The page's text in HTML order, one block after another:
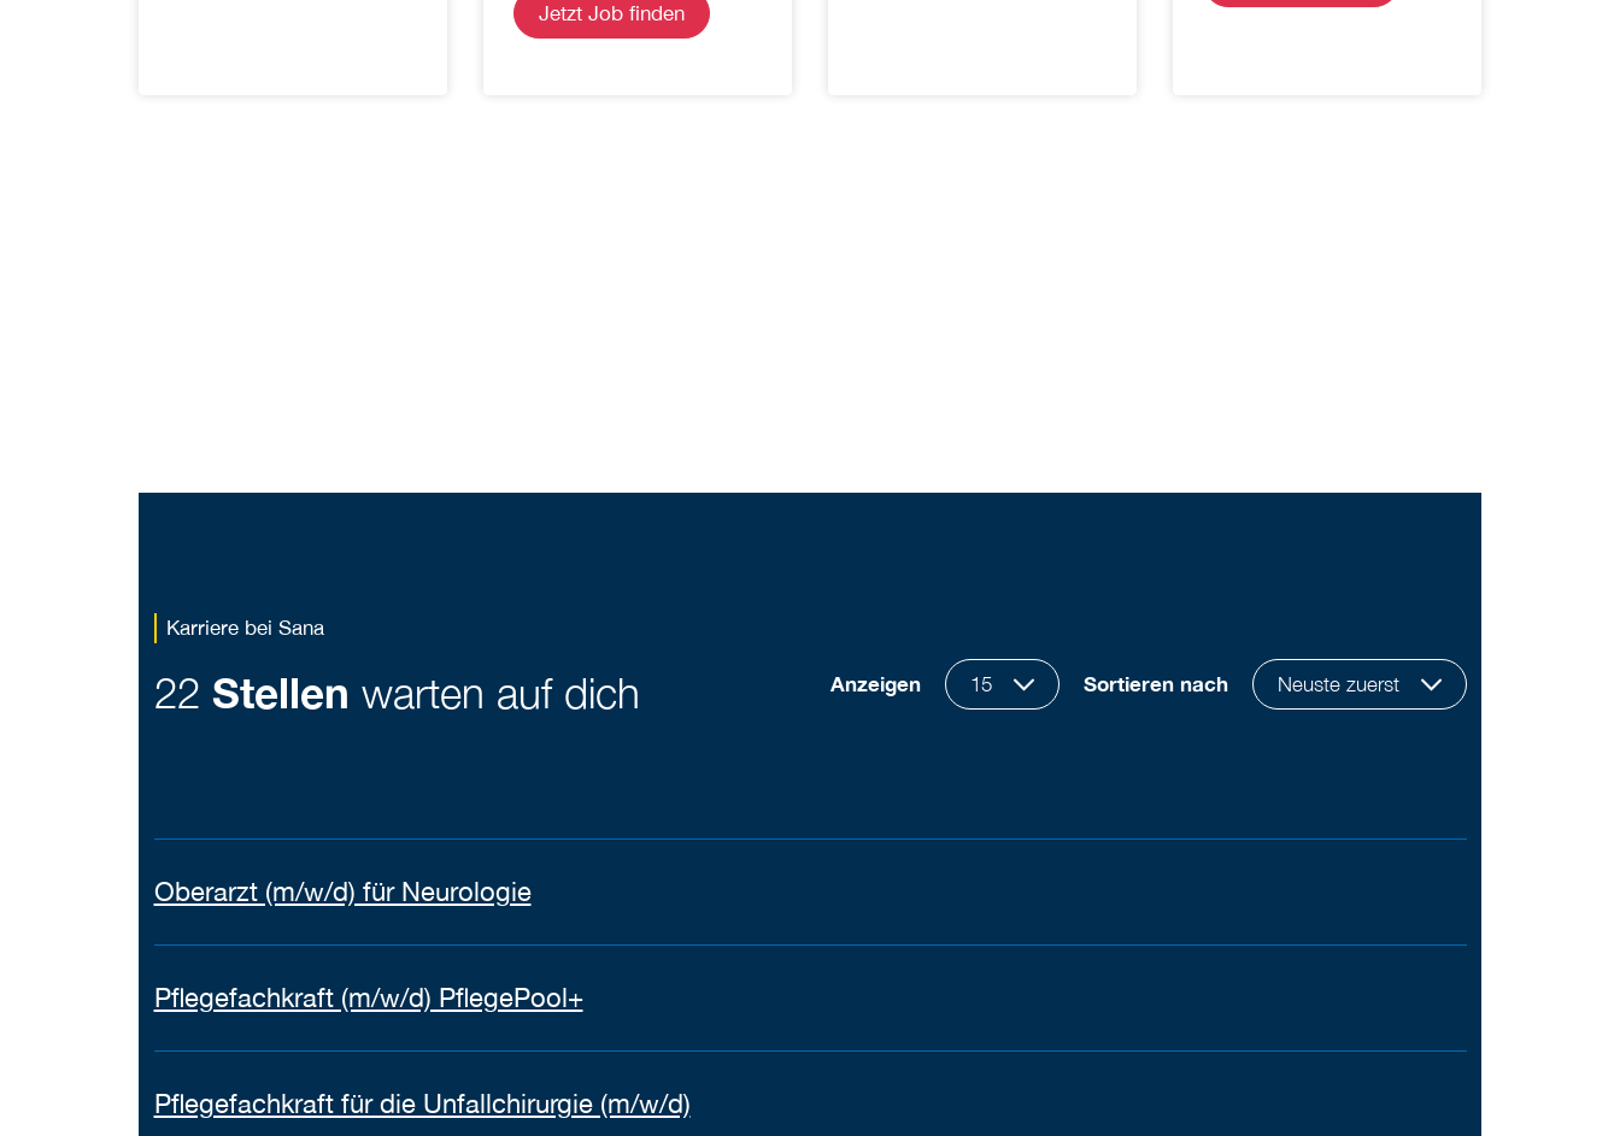
Jetzt Job finden
Karriere bei Sana
22 Stellen warten auf dich Anzeigen 15 Sortieren nach Neuste zuerst
Oberarzt (m/w/d) für Neurologie
Pflegefachkraft (m/w/d) PflegePool+
Pflegefachkraft für die Unfallchirurgie (m/w/d)